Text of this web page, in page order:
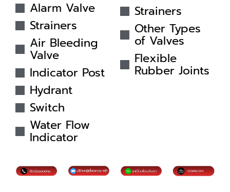
Alarm Valve
Strainers
Air Bleeding
Valve
Indicator Post
Hydrant
Switch
Water Flow
Indicator
Strainers
Other Types
of Valves
Flexible
Rubber Joints